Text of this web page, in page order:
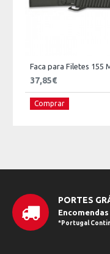
Faca para Filetes 155
37,85€
Comprar
PORTES
Encomendas
*Portugal